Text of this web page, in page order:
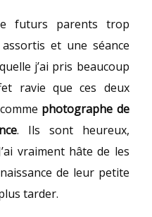
futurs parents trop
et une séance
j’ai pris beaucoup
ravie que ces deux
photographe de
. Ils sont heureux,
vraiment hâte de les
de leur petite
tarder.